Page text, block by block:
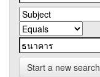
Start a new search